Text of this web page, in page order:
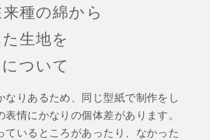
種の綿から
生地を
ついて
なりあるため、同じ型紙で制作をし
情にかなりの個体差があります。
ているところがあったり、なかった